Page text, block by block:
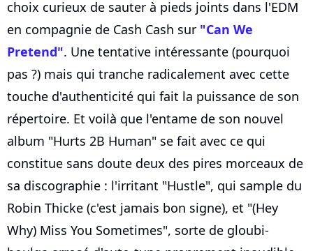
choix curieux de sauter à pieds joints dans l'EDM
en compagnie de Cash Cash sur "Can We
Pretend". Une tentative intéressante (pourquoi
pas ?) mais qui tranche radicalement avec cette
touche d'authenticité qui fait la puissance de son
répertoire. Et voilà que l'entame de son nouvel
album "Hurts 2B Human" se fait avec ce qui
constitue sans doute deux des pires morceaux de
sa discographie : l'irritant "Hustle", qui sample du
Robin Thicke (c'est jamais bon signe), et "(Hey
Why) Miss You Sometimes", sorte de gloubi-